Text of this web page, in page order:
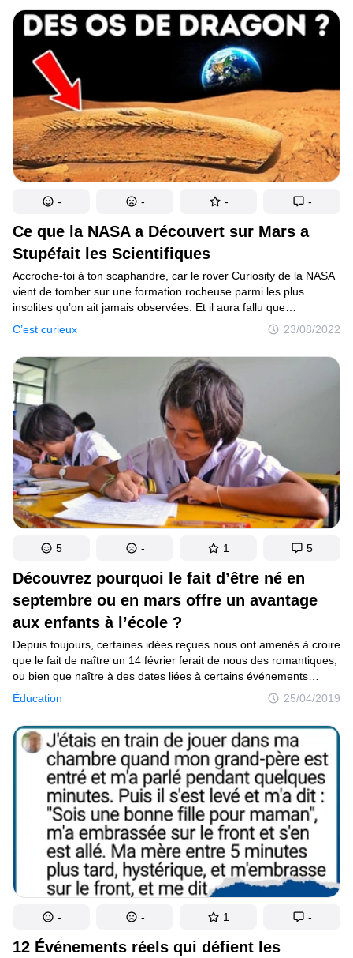
spatial pendant toute ton existence, avec 2000 générations
se succédant et un contrôle strict de la population. Pas vraiment
paradisiaque, n’est-ce pas ?
Ce que la NASA a Découvert sur Mars a
Stupéfait les Scientifiques
C’est curieux 23/08/2022
Accroche-toi à ton scaphandre, car le rover Curiosity de la NASA
vient de tomber sur une formation rocheuse parmi les plus
insolites qu’on ait jamais observées. Et il aura fallu que
ça se produise un 1er avril... étrange coïncidence, n’est-ce pas ?
L’appareil a saisi des clichés de roches qui ressemblent à des
os de dragon.
- - - -
Découvrez pourquoi le fait d’être né en
septembre ou en mars offre un avantage
aux enfants à l’école ?
Éducation 25/04/2019
Depuis toujours, certaines idées reçues nous ont amenés à croire
que le fait de naître un 14 février ferait de nous des romantiques,
ou bien que naître à des dates liées à certains événements
historiques nous apporterait de plus ou moins bons présages
dans la vie. Mais une récente étude du Massachusetts National
Bureau of Economic Research a révélé que les personnes nées
en septembre réussiraient mieux à l’école. Cette nouvelle a attisé
notre curiosité, et nous avons décidé d’enquêter sur le sujet.
5 - 1 5
12 Événements réels qui défient les
- - 1 -